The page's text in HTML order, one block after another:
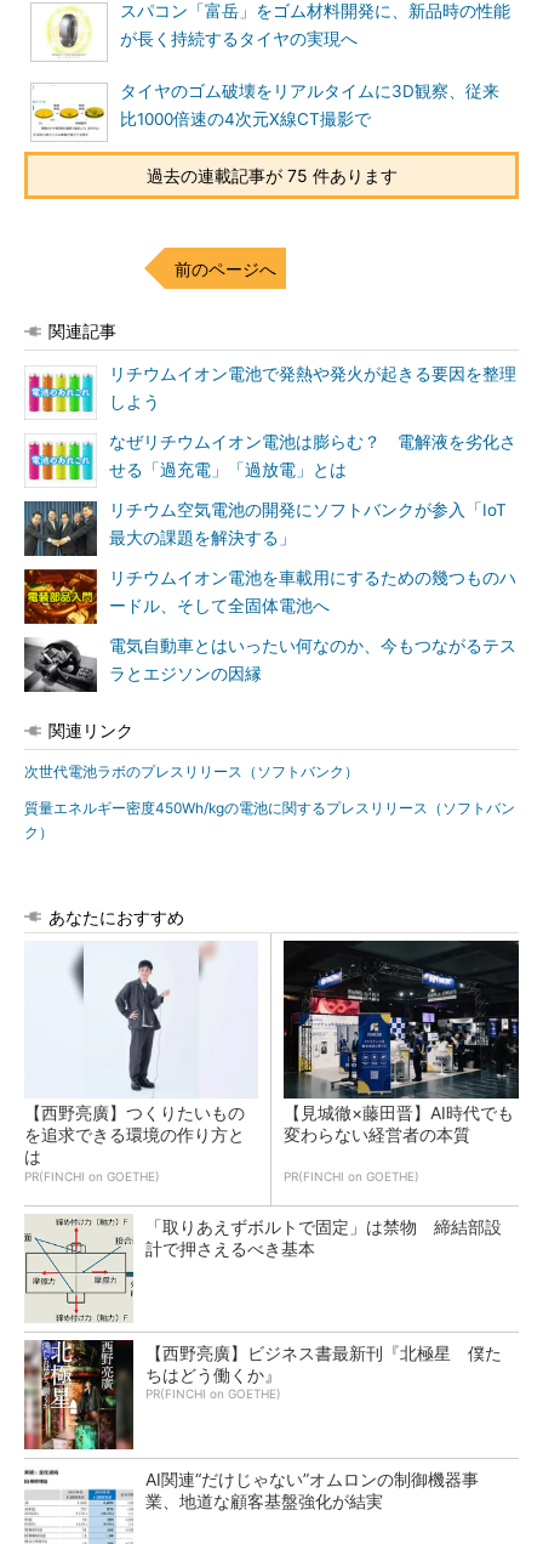
スパコン「富岳」をゴム材料開発に、新品時の性能
が長く持続するタイヤの実現へ
タイヤのゴム破壊をリアルタイムに3D観察、従来
比1000倍速の4次元X線CT撮影で
過去の連載記事が 75 件あります
前のページへ
関連記事
リチウムイオン電池で発熱や発火が起きる要因を整理
しよう
なぜリチウムイオン電池は膨らむ？ 電解液を劣化さ
せる「過充電」「過放電」とは
リチウム空気電池の開発にソフトバンクが参入「IoT
最大の課題を解決する」
リチウムイオン電池を車載用にするための幾つものハ
ードル、そして全固体電池へ
電気自動車とはいったい何なのか、今もつながるテス
ラとエジソンの因縁
関連リンク
次世代電池ラボのプレスリリース（ソフトバンク）
質量エネルギー密度450Wh/kgの電池に関するプレスリリース（ソフトバン
ク）
あなたにおすすめ
【西野亮廣】つくりたいもの
を追求できる環境の作り方と
は
PR(FINCHI on GOETHE)
【見城徹×藤田晋】AI時代でも
変わらない経営者の本質
PR(FINCHI on GOETHE)
「取りあえずボルトで固定」は禁物 締結部設
計で押さえるべき基本
【西野亮廣】ビジネス書最新刊『北極星 僕た
ちはどう働くか』
PR(FINCHI on GOETHE)
AI関連“だけじゃない”オムロンの制御機器事
業、地道な顧客基盤強化が結実